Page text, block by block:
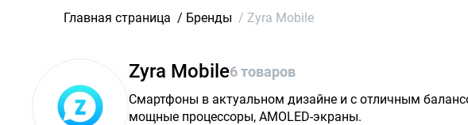
Главная страница / Бренды / Zyra Mobile
Zyra Mobile6 товаров
Смартфоны в актуальном дизайне и с отличным
мощные процессоры, AMOLED-экраны.